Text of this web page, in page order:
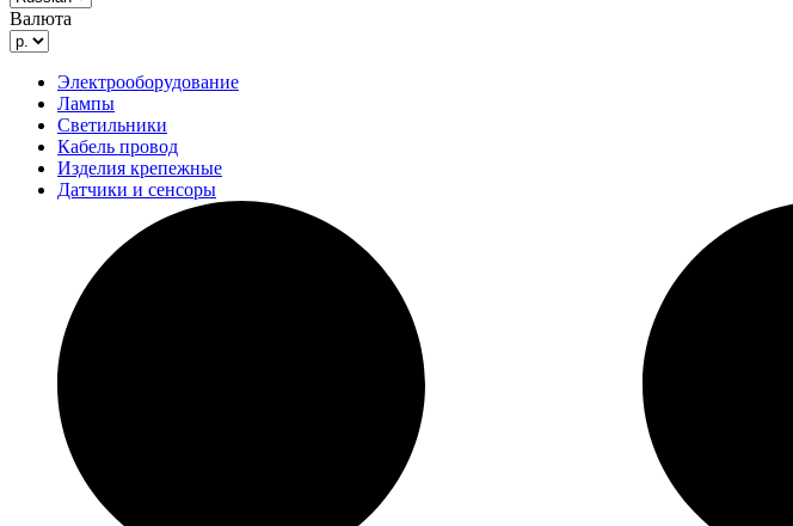
Валюта
Электрооборудование
Лампы
Светильники
Кабель провод
Изделия крепежные
Датчики и сенсоры